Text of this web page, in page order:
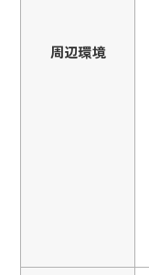
周辺環境